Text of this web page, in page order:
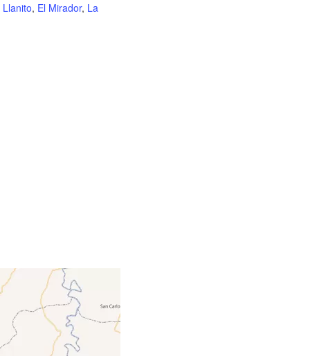
Llanito, El Mirador, La